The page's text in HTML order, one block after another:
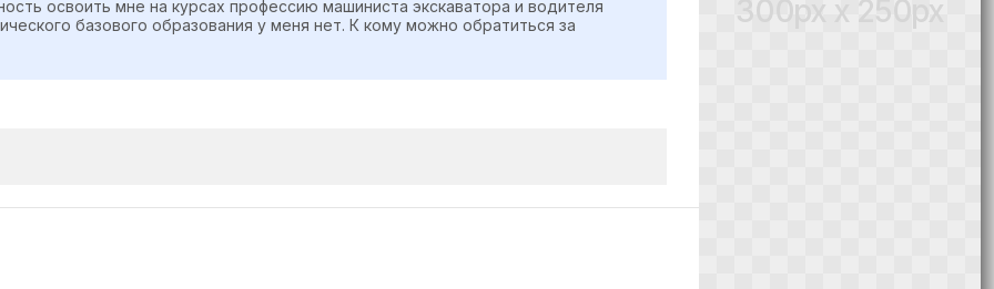
освоить мне на курсах профессию машиниста экскаватора и водителя
базового образования у меня нет. К кому можно обратиться за
300px x 250px